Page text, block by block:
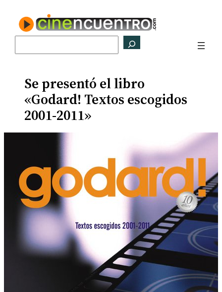
contenido
Se presentó el libro
«Godard! Textos escogidos
2001-2011»